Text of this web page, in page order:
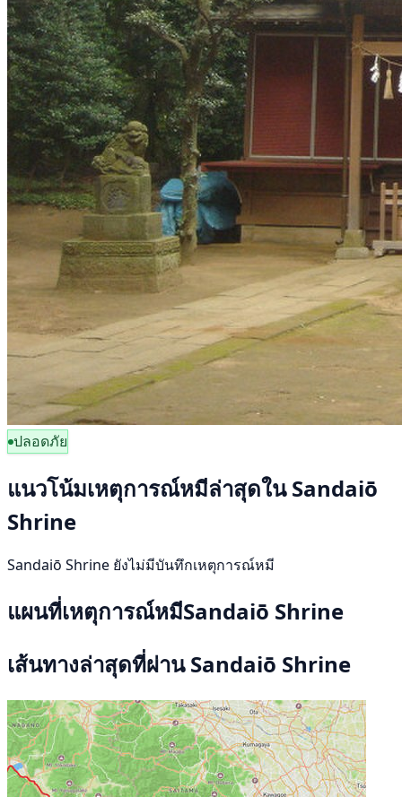
ปลอดภัย
แนวโน้มเหตุการณ์หมีล่าสุดใน Sandaiō
Shrine
Sandaiō Shrine ยังไม่มีบันทึกเหตุการณ์หมี
แผนที่เหตุการณ์หมีSandaiō Shrine
เส้นทางล่าสุดที่ผ่าน Sandaiō Shrine